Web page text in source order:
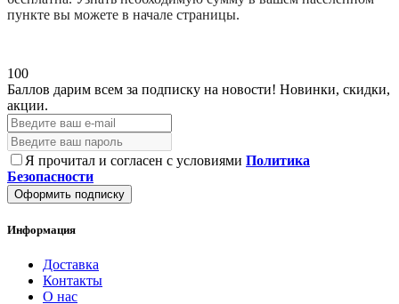
пункте вы можете в начале страницы.
100
Баллов дарим всем за подписку на новости! Новинки, скидки,
акции.
Я прочитал и согласен с условиями Политика
Безопасности
Оформить подписку
Информация
Доставка
Контакты
О нас